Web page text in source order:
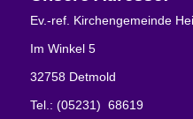
Ev.-ref. Kirchengemeinde
Im Winkel 5
32758 Detmold
Tel.: (05231) 68619